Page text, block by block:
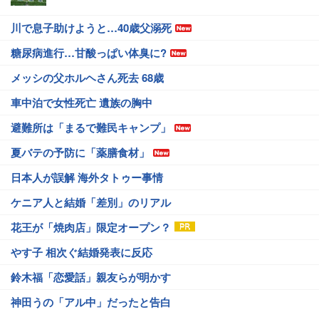
川で息子助けようと…40歳父溺死
糖尿病進行…甘酸っぱい体臭に?
メッシの父ホルヘさん死去 68歳
車中泊で女性死亡 遺族の胸中
避難所は「まるで難民キャンプ」
夏バテの予防に「薬膳食材」
日本人が誤解 海外タトゥー事情
ケニア人と結婚「差別」のリアル
花王が「焼肉店」限定オープン？
やす子 相次ぐ結婚発表に反応
鈴木福「恋愛話」親友らが明かす
神田うの「アル中」だったと告白